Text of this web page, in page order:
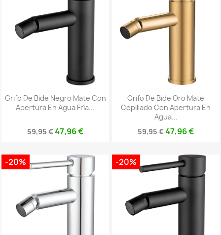
Grifo De Bide Negro Mate Con
Apertura En Agua Fría...
59,95 €47,96 €
Grifo De Bide Oro Mate
Cepillado Con Apertura En
Agua...
59,95 €47,96 €
-20% -20%